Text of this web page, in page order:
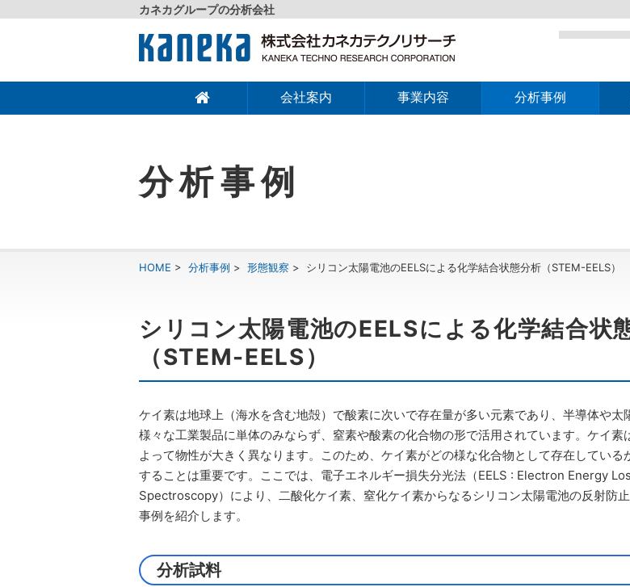
カネカグループの分析会社
会社案内 事業内容 分析事例
分析事例
HOME > 分析事例 > 形態観察 > シリコン太陽電池のEELSによる化学結合状態分析（STEM-EELS）
シリコン太陽電池のEELSによる化学結合状
（STEM-EELS）
ケイ素は地球上（海水を含む地殻）で酸素に次いで存在量が多い元素であり、半導体や太
様々な工業製品に単体のみならず、窒素や酸素の化合物の形で活用されています。ケイ素
よって物性が大きく異なります。このため、ケイ素がどの様な化合物として存在している
することは重要です。ここでは、電子エネルギー損失分光法（EELS : Electron Energy
Spectroscopy）により、二酸化ケイ素、窒化ケイ素からなるシリコン太陽電池の反射防
事例を紹介します。
分析試料